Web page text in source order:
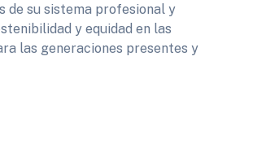
de su sistema profesional y
y equidad en las
las generaciones presentes y